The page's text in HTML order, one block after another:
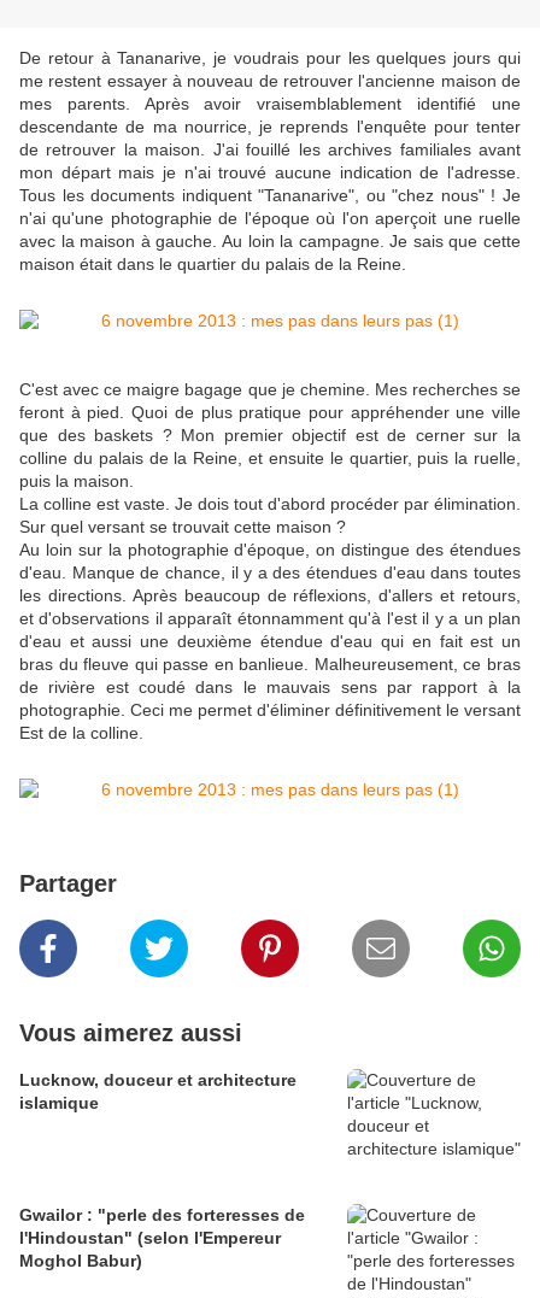
De retour à Tananarive, je voudrais pour les quelques jours qui
me restent essayer à nouveau de retrouver l'ancienne maison de
mes parents. Après avoir vraisemblablement identifié une
descendante de ma nourrice, je reprends l'enquête pour tenter
de retrouver la maison. J'ai fouillé les archives familiales avant
mon départ mais je n'ai trouvé aucune indication de l'adresse.
Tous les documents indiquent "Tananarive", ou "chez nous" ! Je
n'ai qu'une photographie de l'époque où l'on aperçoit une ruelle
avec la maison à gauche. Au loin la campagne. Je sais que cette
maison était dans le quartier du palais de la Reine.
C'est avec ce maigre bagage que je chemine. Mes recherches se
feront à pied. Quoi de plus pratique pour appréhender une ville
que des baskets ? Mon premier objectif est de cerner sur la
colline du palais de la Reine, et ensuite le quartier, puis la ruelle,
puis la maison.
La colline est vaste. Je dois tout d'abord procéder par élimination.
Sur quel versant se trouvait cette maison ?
Au loin sur la photographie d'époque, on distingue des étendues
d'eau. Manque de chance, il y a des étendues d'eau dans toutes
les directions. Après beaucoup de réflexions, d'allers et retours,
et d'observations il apparaît étonnamment qu'à l'est il y a un plan
d'eau et aussi une deuxième étendue d'eau qui en fait est un
bras du fleuve qui passe en banlieue. Malheureusement, ce bras
de rivière est coudé dans le mauvais sens par rapport à la
photographie. Ceci me permet d'éliminer définitivement le versant
Est de la colline.
Partager
Vous aimerez aussi
Lucknow, douceur et architecture
islamique
Gwailor : "perle des forteresses de
l'Hindoustan" (selon l'Empereur
Moghol Babur)